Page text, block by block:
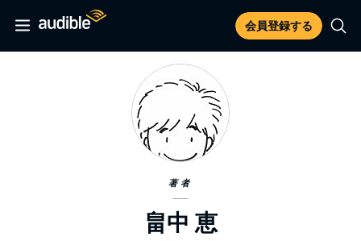
会員登録する
著者
畠中 恵